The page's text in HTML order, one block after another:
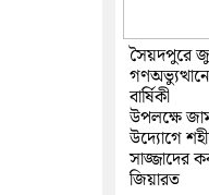
সৈয়দপুরে
বার্ষিকী
উপলক্ষে
উদ্যোগে
সাজ্জাদের
জিয়ারত